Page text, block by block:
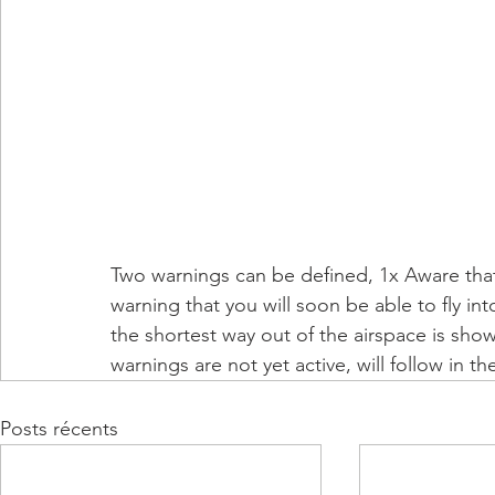
Two warnings can be defined, 1x Aware
warning that you will soon be able to fly
the shortest way out of the airspace is
warnings are not yet active, will follow in
Posts récents